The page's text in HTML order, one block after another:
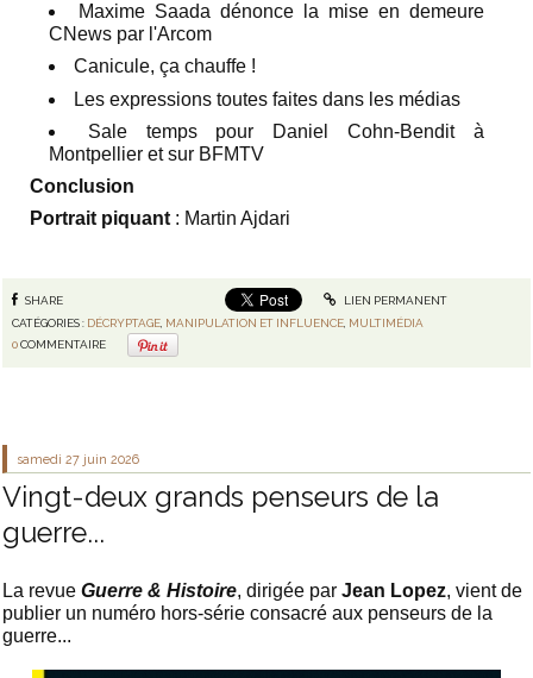
Maxime Saada dénonce la mise en demeure
CNews par l'Arcom
Canicule, ça chauffe !
Les expressions toutes faites dans les médias
Sale temps pour Daniel Cohn-Bendit à
Montpellier et sur BFMTV
Conclusion
Portrait piquant: Martin Ajdari
SHARE
LIEN PERMANENT
CATÉGORIES : DÉCRYPTAGE, MANIPULATION ET INFLUENCE, MULTIMÉDIA
0COMMENTAIRE
samedi 27 juin 2026
Vingt-deux grands penseurs de la
guerre...
La revue Guerre & Histoire, dirigée par Jean Lopez, vient de
publier un numéro hors-série consacré aux penseurs de la
guerre...